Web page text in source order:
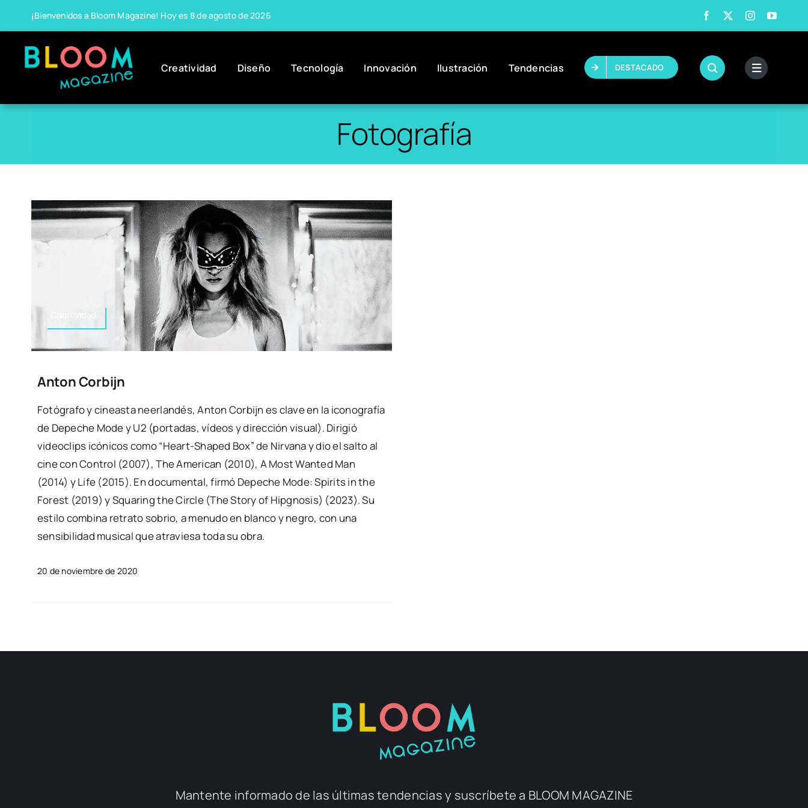
content
¡Bienvenidos a Bloom Magazine! Hoy es 8 de agosto de 2026
Creatividad Diseño Tecnología Innovación Ilustración Tendencias DESTACADO
Fotografía
Creatividad
Anton Corbijn
Fotógrafo y cineasta neerlandés, Anton Corbijn es clave en la iconografía
de Depeche Mode y U2 (portadas, vídeos y dirección visual). Dirigió
videoclips icónicos como “Heart-Shaped Box” de Nirvana y dio el salto al
cine con Control (2007), The American (2010), A Most Wanted Man
(2014) y Life (2015). En documental, firmó Depeche Mode: Spirits in the
Forest (2019) y Squaring the Circle (The Story of Hipgnosis) (2023). Su
estilo combina retrato sobrio, a menudo en blanco y negro, con una
sensibilidad musical que atraviesa toda su obra.
20 de noviembre de 2020
Mantente informado de las últimas tendencias y suscríbete a BLOOM MAGAZINE